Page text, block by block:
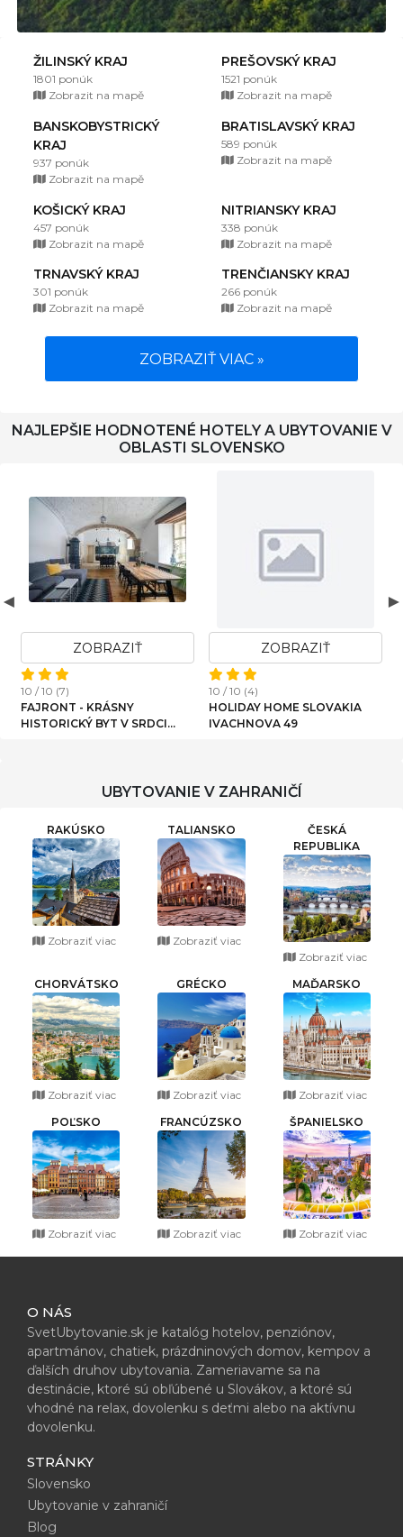
ŽILINSKÝ KRAJ
1801 ponúk
Zobrazit na mapě
PREŠOVSKÝ KRAJ
1521 ponúk
Zobrazit na mapě
BANSKOBYSTRICKÝ
KRAJ
937 ponúk
Zobrazit na mapě
BRATISLAVSKÝ KRAJ
589 ponúk
Zobrazit na mapě
KOŠICKÝ KRAJ
457 ponúk
Zobrazit na mapě
NITRIANSKY KRAJ
338 ponúk
Zobrazit na mapě
TRNAVSKÝ KRAJ
301 ponúk
Zobrazit na mapě
TRENČIANSKY KRAJ
266 ponúk
Zobrazit na mapě
ZOBRAZIŤ VIAC »
NAJLEPŠIE HODNOTENÉ HOTELY A UBYTOVANIE V
OBLASTI SLOVENSKO
ZOBRAZIŤ
10 / 10 (7)
FAJRONT - KRÁSNY
HISTORICKÝ BYT V SRDCI
ZOBRAZIŤ
10 / 10 (4)
HOLIDAY HOME SLOVAKIA
IVACHNOVA 49
UBYTOVANIE V ZAHRANIČÍ
RAKÚSKO
Zobraziť viac
TALIANSKO
Zobraziť viac
ČESKÁ
REPUBLIKA
Zobraziť viac
CHORVÁTSKO
Zobraziť viac
GRÉCKO
Zobraziť viac
MAĎARSKO
Zobraziť viac
POĽSKO
Zobraziť viac
FRANCÚZSKO
Zobraziť viac
ŠPANIELSKO
Zobraziť viac
O NÁS
SvetUbytovanie.sk je katalóg hotelov, penziónov,
apartmánov, chatiek, prázdninových domov, kempov a
ďalších druhov ubytovania. Zameriavame sa na
destinácie, ktoré sú obľúbené u Slovákov, a ktoré sú
vhodné na relax, dovolenku s deťmi alebo na aktívnu
dovolenku.
STRÁNKY
Slovensko
Ubytovanie v zahraničí
Blog